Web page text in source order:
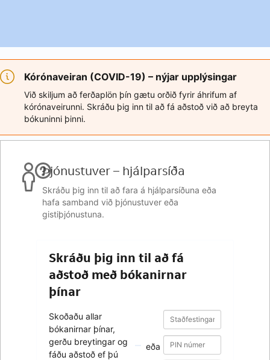
Kórónaveiran (COVID-19) – nýjar upplýsingar
Við skiljum að ferðaplön þín gætu orðið fyrir áhrifum af
kórónaveirunni. Skráðu þig inn til að fá aðstoð við að breyta
bókuninni þinni.
Þjónustuver – hjálparsíða
Skráðu þig inn til að fara á hjálparsíðuna eða
hafa samband við þjónustuver eða
gistiþjónustuna.
Skráðu þig inn til að fá
aðstoð með bókanirnar
þínar
Skoðaðu allar
bókanirnar þínar,
gerðu breytingar og
fáðu aðstoð ef þú
eða
Staðfestingarnúmer
Staðfestingarnúmer